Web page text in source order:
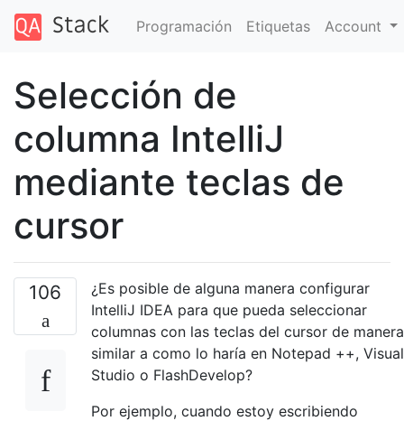
Programación Etiquetas Account
Selección de
columna IntelliJ
mediante teclas de
cursor
106
¿Es posible de alguna manera configurar
IntelliJ IDEA para que pueda seleccionar
columnas con las teclas del cursor de manera
similar a como lo haría en Notepad ++, Visual
Studio o FlashDevelop?
Por ejemplo, cuando estoy escribiendo